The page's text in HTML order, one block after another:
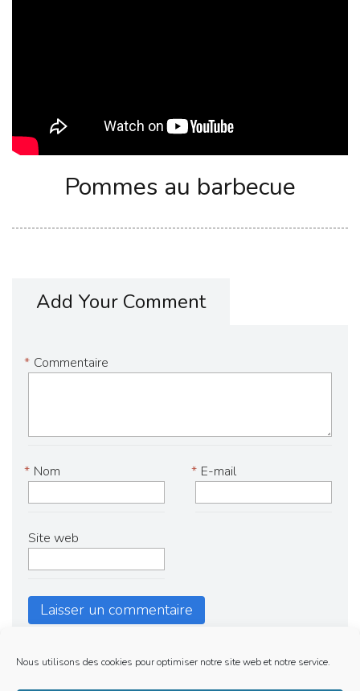
Nous utilisons des cookies pour optimiser notre site web et notre service.
Pommes au barbecue
Add Your Comment
Commentaire
*
Nom
* E-mail
*
Site web
Mentions Legales